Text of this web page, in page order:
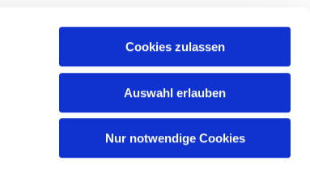
Cookies zulassen
Auswahl erlauben
Nur notwendige Cookies